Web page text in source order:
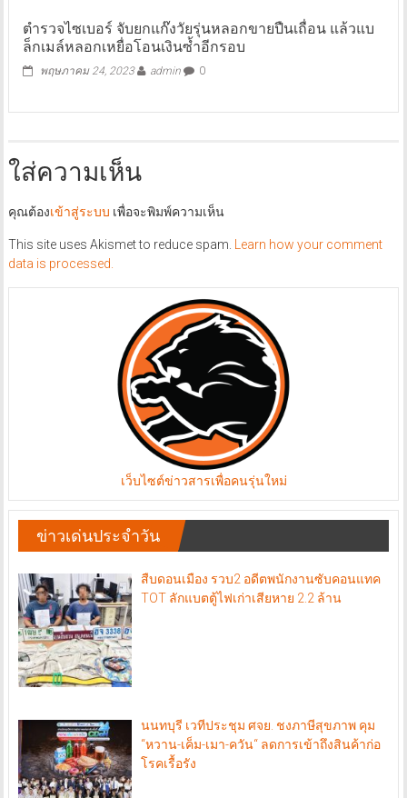
ตำรวจไซเบอร์ จับยกแก๊งวัยรุ่นหลอกขายปืนเถื่อน แล้วแบ
ล็กเมล์หลอกเหยื่อโอนเงินซ้ำอีกรอบ
พฤษภาคม 24, 2023 admin 0
ใส่ความเห็น
คุณต้องเข้าสู่ระบบ เพื่อจะพิมพ์ความเห็น
This site uses Akismet to reduce spam.
Learn how your comment
data is processed.
เว็บไซต์ข่าวสารเพื่อคนรุ่นใหม่
ข่าวเด่นประจำวัน
สืบดอนเมือง รวบ2 อดีตพนักงานซับคอนแทค
TOT ลักแบตตู้ไฟเก่าเสียหาย 2.2 ล้าน
นนทบุรี เวทีประชุม ศจย. ชงภาษีสุขภาพ คุม
“หวาน-เค็ม-เมา-ควัน“ ลดการเข้าถึงสินค้าก่อ
โรคเรื้อรัง